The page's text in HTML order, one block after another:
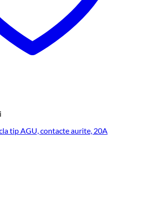
tip AGU, contacte aurite, 20A